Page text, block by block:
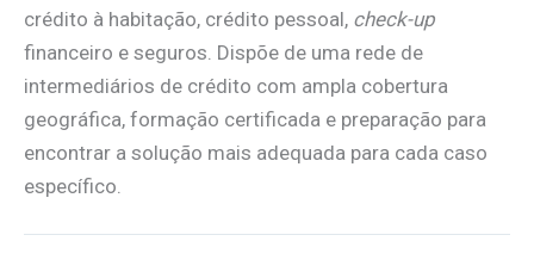
crédito à habitação, crédito pessoal, check-up
financeiro e seguros. Dispõe de uma rede de
intermediários de crédito com ampla cobertura
geográfica, formação certificada e preparação para
encontrar a solução mais adequada para cada caso
específico.